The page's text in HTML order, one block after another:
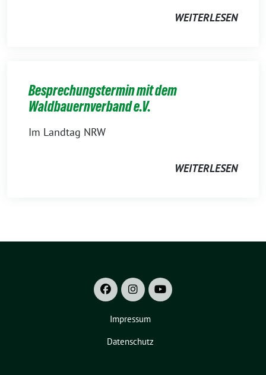
WEITERLESEN
Besprechungstermin mit dem
Waldbauernverband e.V.
Im Landtag NRW
WEITERLESEN
Impressum
Datenschutz